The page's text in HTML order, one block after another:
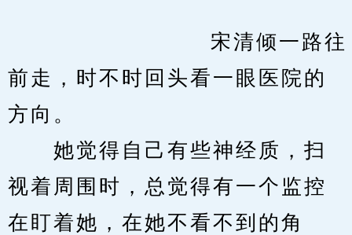
宋清倾一路往
前走，时不时回头看一眼医院的
方向。
她觉得自己有些神经质，扫
视着周围时，总觉得有一个监控
在盯着她，在她不看不到的角